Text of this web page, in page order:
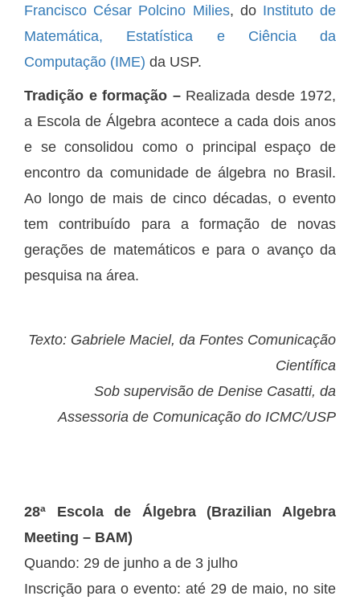
Francisco César Polcino Milies, do Instituto de
Matemática, Estatística e Ciência da
Computação (IME) da USP.
Tradição e formação – Realizada desde 1972,
a Escola de Álgebra acontece a cada dois anos
e se consolidou como o principal espaço de
encontro da comunidade de álgebra no Brasil.
Ao longo de mais de cinco décadas, o evento
tem contribuído para a formação de novas
gerações de matemáticos e para o avanço da
pesquisa na área.
Texto: Gabriele Maciel, da Fontes Comunicação
Científica
Sob supervisão de Denise Casatti, da
Assessoria de Comunicação do ICMC/USP
28ª Escola de Álgebra (Brazilian Algebra
Meeting – BAM)
Quando: 29 de junho a de 3 julho
Inscrição para o evento: até 29 de maio, no site